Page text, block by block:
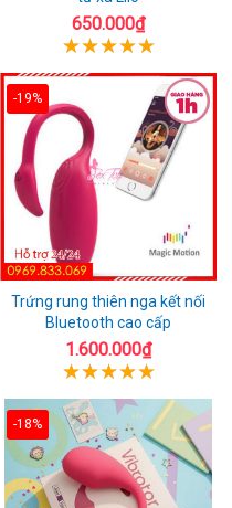
650.000₫
-19%
Trứng rung thiên nga kết nối
Bluetooth cao cấp
1.600.000₫
-18%